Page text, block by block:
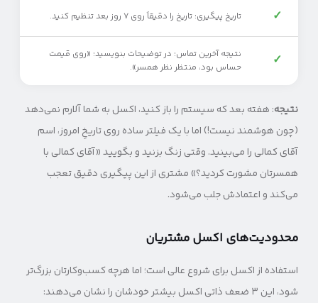
✓ تاریخ پیگیری: تاریخ را دقیقاً روی ۷ روز بعد تنظیم کنید.
✓
نتیجه آخرین تماس: در توضیحات بنویسید: «روی قیمت
حساس بود، منتظر نظر همسر».
نتیجه: هفته بعد که سیستم را باز کنید، اکسل به شما آلارم نمی‌دهد
(چون هوشمند نیست!) اما با یک فیلتر ساده روی تاریخِ امروز، اسم
آقای کمالی را می‌بینید. وقتی زنگ بزنید و بگویید «آقای کمالی با
همسرتان مشورت کردید؟» مشتری از این پیگیری دقیق تعجب
می‌کند و اعتمادش جلب می‌شود.
محدودیت‌های اکسل مشتریان
استفاده از اکسل برای شروع عالی است؛ اما هرچه کسب‌وکارتان بزرگ‌تر
شود، این ۳ ضعف ذاتی اکسل بیشتر خودشان را نشان می‌دهند: